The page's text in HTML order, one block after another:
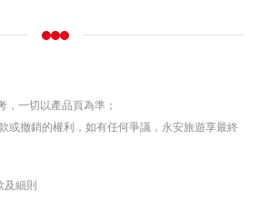
，一切以產品頁為準；
或撤銷的權利，如有任何爭議，永安旅遊享最終
及細則